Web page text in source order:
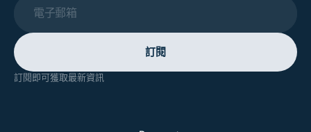
電子郵箱
訂閱
訂閱即可獲取最新資訊